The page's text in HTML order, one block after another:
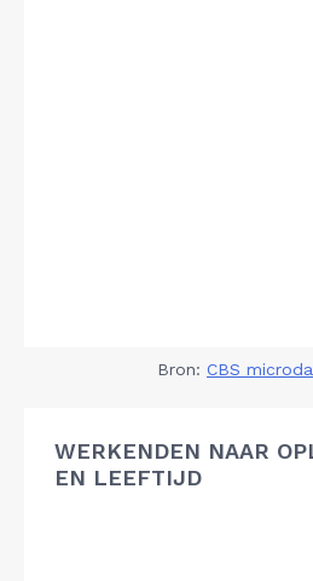
Bron: CBS
WERKENDEN NAAR
EN LEEFTIJD